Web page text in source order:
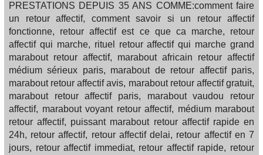
PRESTATIONS DEPUIS 35 ANS COMME:comment faire
un retour affectif, comment savoir si un retour affectif
fonctionne, retour affectif est ce que ca marche, retour
affectif qui marche, rituel retour affectif qui marche grand
marabout retour affectif, marabout africain retour affectif
médium sérieux paris, marabout de retour affectif paris,
marabout retour affectif avis, marabout retour affectif gratuit,
marabout retour affectif paris, marabout vaudou retour
affectif, marabout voyant retour affectif, médium marabout
retour affectif, puissant marabout retour affectif rapide en
24h, retour affectif, retour affectif delai, retour affectif en 7
jours, retour affectif immediat, retour affectif rapide, retour